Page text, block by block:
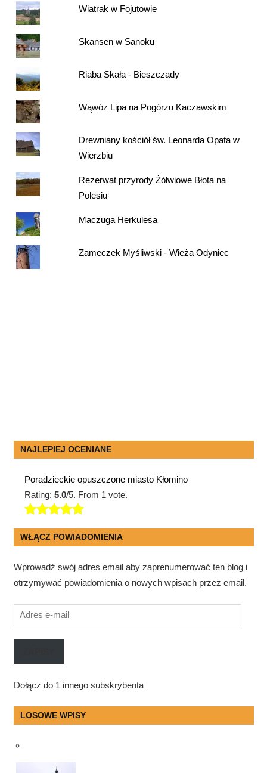
Wiatrak w Fojutowie
Skansen w Sanoku
Riaba Skała - Bieszczady
Wąwóz Lipa na Pogórzu Kaczawskim
Drewniany kościół św. Leonarda Opata w
Wierzbiu
Rezerwat przyrody Żółwiowe Błota na
Polesiu
Maczuga Herkulesa
Zameczek Myśliwski - Wieża Odyniec
NAJLEPIEJ OCENIANE
Poradzieckie opuszczone miasto Kłomino
Rating:5.0/5. From 1 vote.
WŁĄCZ POWIADOMIENIA
Wprowadź swój adres email aby zaprenumerować ten blog i
otrzymywać powiadomienia o nowych wpisach przez email.
Adres
e-
mail
Dołącz do 1 innego subskrybenta
LOSOWE WPISY